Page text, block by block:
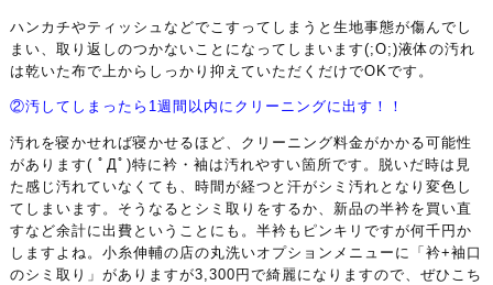
ハンカチやティッシュなどでこすってしまうと生地事態が傷んでし
まい、取り返しのつかないことになってしまいます(;O;)液体の汚れ
は乾いた布で上からしっかり抑えていただくだけでOKです。
②汚してしまったら1週間以内にクリーニングに出す！！
汚れを寝かせれば寝かせるほど、クリーニング料金がかかる可能性
があります( ﾟДﾟ)特に衿・袖は汚れやすい箇所です。脱いだ時は見
た感じ汚れていなくても、時間が経つと汗がシミ汚れとなり変色し
てしまいます。そうなるとシミ取りをするか、新品の半衿を買い直
すなど余計に出費ということにも。半衿もピンキリですが何千円か
しますよね。小糸伸輔の店の丸洗いオプションメニューに「衿+袖口
のシミ取り」がありますが3,300円で綺麗になりますので、ぜひこち